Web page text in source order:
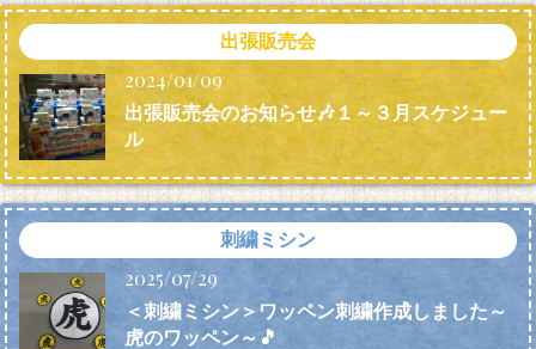
出張販売会
2024/01/09
出張販売会のお知らせ🎶１～３月スケジュー
ル
刺繍ミシン
2025/07/29
＜刺繍ミシン＞ワッペン刺繍作成しました～
虎のワッペン～🎵